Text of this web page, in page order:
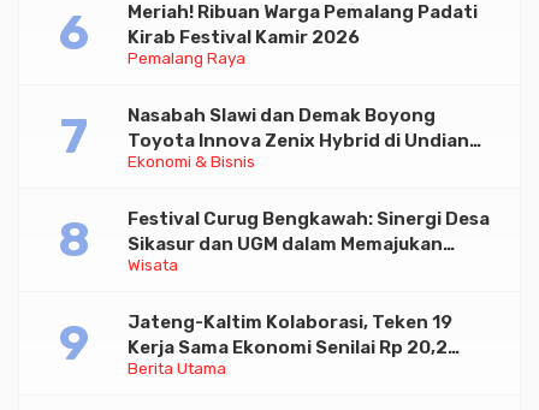
Pemalang Raya
Meriah! Ribuan Warga Pemalang Padati
Kirab Festival Kamir 2026
Ekonomi & Bisnis
Nasabah Slawi dan Demak Boyong
Toyota Innova Zenix Hybrid di Undian
Tabungan Bima Bank Jateng
Wisata
Festival Curug Bengkawah: Sinergi Desa
Sikasur dan UGM dalam Memajukan
Wisata serta UMKM Lokal
Berita Utama
Jateng-Kaltim Kolaborasi, Teken 19
Kerja Sama Ekonomi Senilai Rp 20,2
Triliun